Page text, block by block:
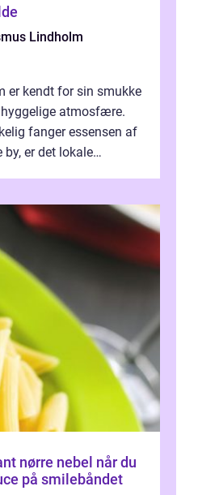
Lindholm
er kendt for sin smukke
atmosfære.
fanger essensen af
by, er det lokale
nebel når du
på smilebåndet